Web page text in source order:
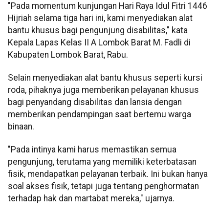
"Pada momentum kunjungan Hari Raya Idul Fitri 1446
Hijriah selama tiga hari ini, kami menyediakan alat
bantu khusus bagi pengunjung disabilitas," kata
Kepala Lapas Kelas II A Lombok Barat M. Fadli di
Kabupaten Lombok Barat, Rabu.
Selain menyediakan alat bantu khusus seperti kursi
roda, pihaknya juga memberikan pelayanan khusus
bagi penyandang disabilitas dan lansia dengan
memberikan pendampingan saat bertemu warga
binaan.
"Pada intinya kami harus memastikan semua
pengunjung, terutama yang memiliki keterbatasan
fisik, mendapatkan pelayanan terbaik. Ini bukan hanya
soal akses fisik, tetapi juga tentang penghormatan
terhadap hak dan martabat mereka," ujarnya.